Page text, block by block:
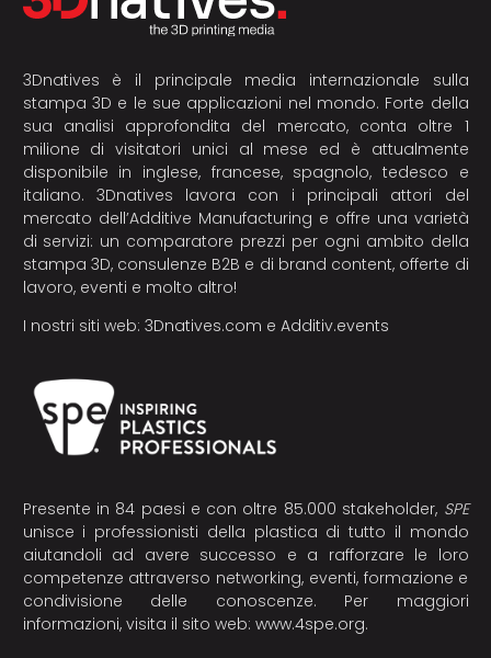
3Dnatives è il principale media internazionale sulla
stampa 3D e le sue applicazioni nel mondo. Forte della
sua analisi approfondita del mercato, conta oltre 1
milione di visitatori unici al mese ed è attualmente
disponibile in inglese, francese, spagnolo, tedesco e
italiano. 3Dnatives lavora con i principali attori del
mercato dell’Additive Manufacturing e offre una varietà
di servizi: un comparatore prezzi per ogni ambito della
stampa 3D, consulenze B2B e di brand content, offerte di
lavoro, eventi e molto altro!
I nostri siti web: 3Dnatives.com e Additiv.events
Presente in 84 paesi e con oltre 85.000 stakeholder, SPE
unisce i professionisti della plastica di tutto il mondo
aiutandoli ad avere successo e a rafforzare le loro
competenze attraverso networking, eventi, formazione e
condivisione delle conoscenze. Per maggiori
informazioni, visita il sito web: www.4spe.org.